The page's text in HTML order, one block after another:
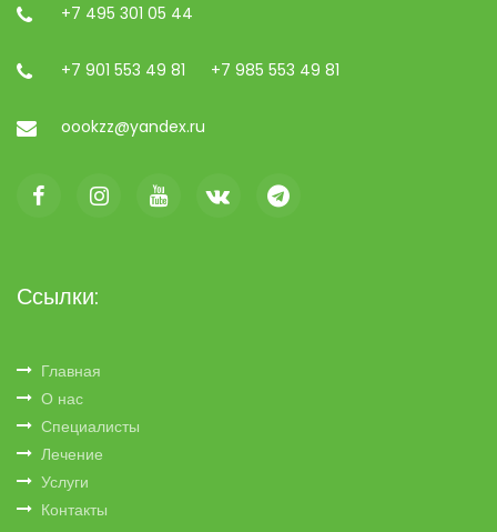
+7 495 301 05 44
+7 901 553 49 81 +7 985 553 49 81
oookzz@yandex.ru
Ссылки:
Главная
О нас
Специалисты
Лечение
Услуги
Контакты